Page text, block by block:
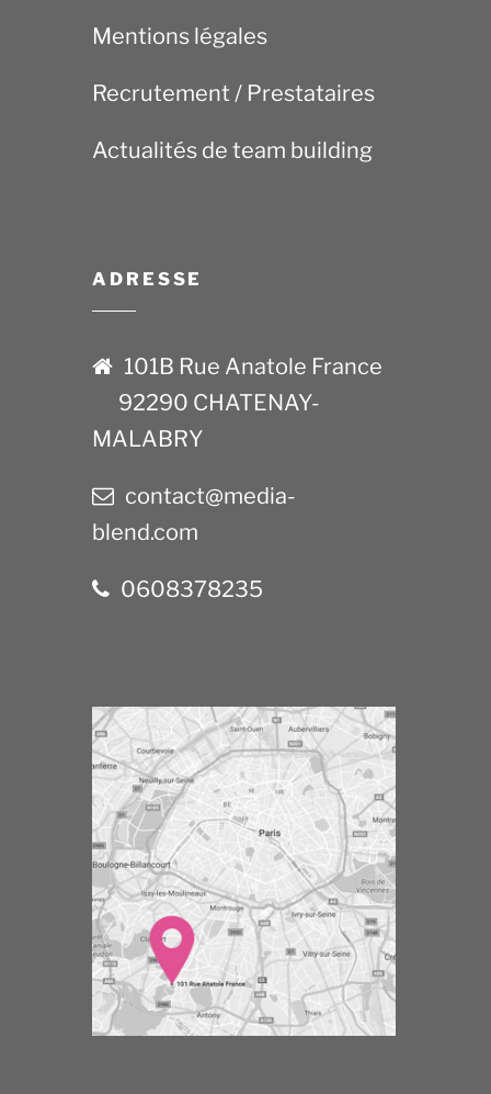
Mentions légales
Recrutement / Prestataires
Actualités de team building
ADRESSE
101B Rue Anatole France
92290 CHATENAY-
MALABRY
contact@media-
blend.com
0608378235